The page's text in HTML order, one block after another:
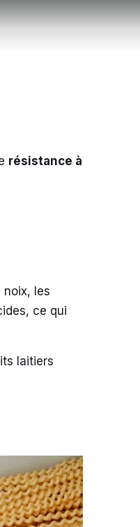
résistance à
les
ce qui
laitiers